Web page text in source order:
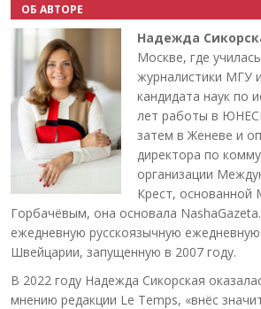
ОБ АВТОРЕ
Надежда
Москве, где
журналистики МГУ
кандидата наук по
лет работы в
затем в Женеве и
директора по
организации
Крест, основанной
Горбачёвым, она основала
ежедневную русскоязычную ежедневную
Швейцарии, запущенную в 2007 году.
В 2022 году Надежда Сикорская
мнению редакции Le Temps, «внёс